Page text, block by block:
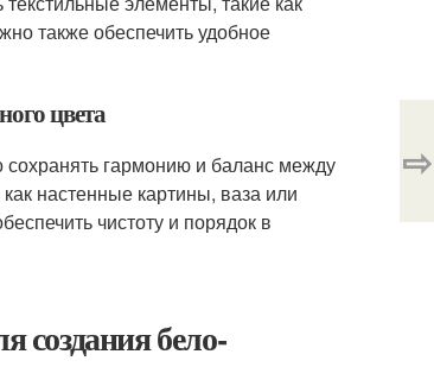
также обеспечить удобное
цвета
сохранять гармонию и баланс между
настенные картины, ваза или
чистоту и порядок в
создания бело-
⇨